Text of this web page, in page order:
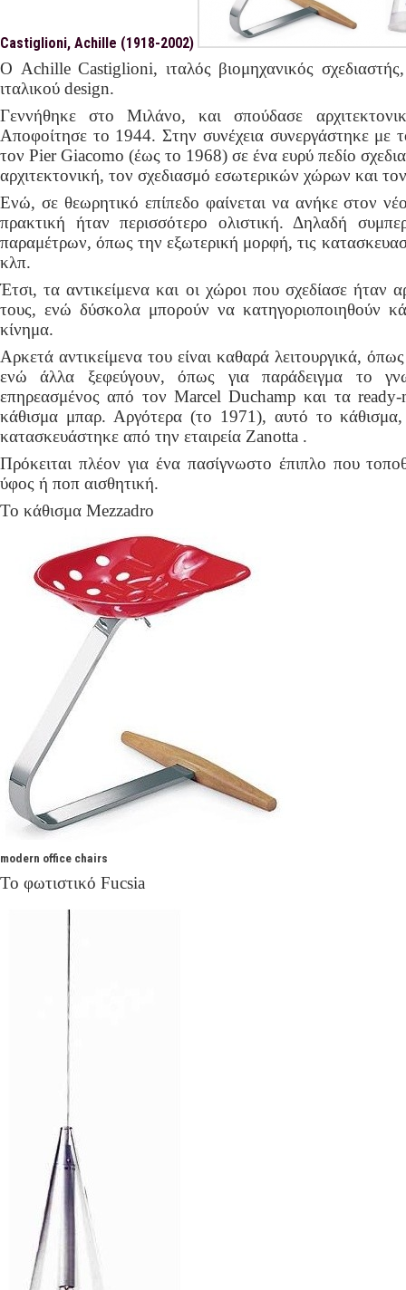
Castiglioni, Achille (1918-2002)
Ο Achille Castiglioni, ιταλός βιομηχανικός
ιταλικού design.
Γεννήθηκε στο Μιλάνο, και σπούδασε
Αποφοίτησε το 1944. Στην συνέχεια συνεργάστηκε
τον Pier Giacomo (έως το 1968) σε ένα ευρύ πεδίο
αρχιτεκτονική, τον σχεδιασμό εσωτερικών χώρων και
Ενώ, σε θεωρητικό επίπεδο φαίνεται να ανήκε στον
πρακτική ήταν περισσότερο ολιστική. Δηλαδή
παραμέτρων, όπως την εξωτερική μορφή, τις
κλπ.
Έτσι, τα αντικείμενα και οι χώροι που σχεδίασε ήταν
τους, ενώ δύσκολα μπορούν να κατηγοριοποιηθούν
κίνημα.
Αρκετά αντικείμενα του είναι καθαρά λειτουργικά,
ενώ άλλα ξεφεύγουν, όπως για παράδειγμα το
επηρεασμένος από τον Marcel Duchamp και τα ready-
κάθισμα μπαρ. Αργότερα (το 1971), αυτό το
κατασκευάστηκε από την εταιρεία Zanotta .
Πρόκειται πλέον για ένα πασίγνωστο έπιπλο που
ύφος ή ποπ αισθητική.
Το κάθισμα Mezzadro
modern office chairs
Το φωτιστικό Fucsia